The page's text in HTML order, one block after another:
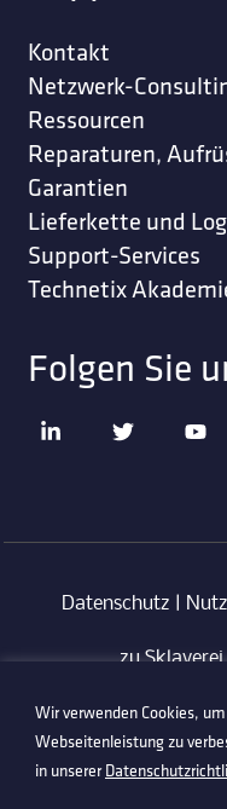
Wir verwenden Cookies,
Webseitenleistung zu
in unserer
Kontakt
Netzwerk-
Ressourcen
Reparaturen,
Garantien
Lieferkette und
Support-Services
Technetix
Folgen Sie
Datenschutz
zu